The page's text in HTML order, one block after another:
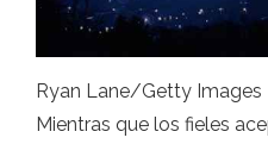
Ryan Lane/Getty Images
Mientras que los fieles